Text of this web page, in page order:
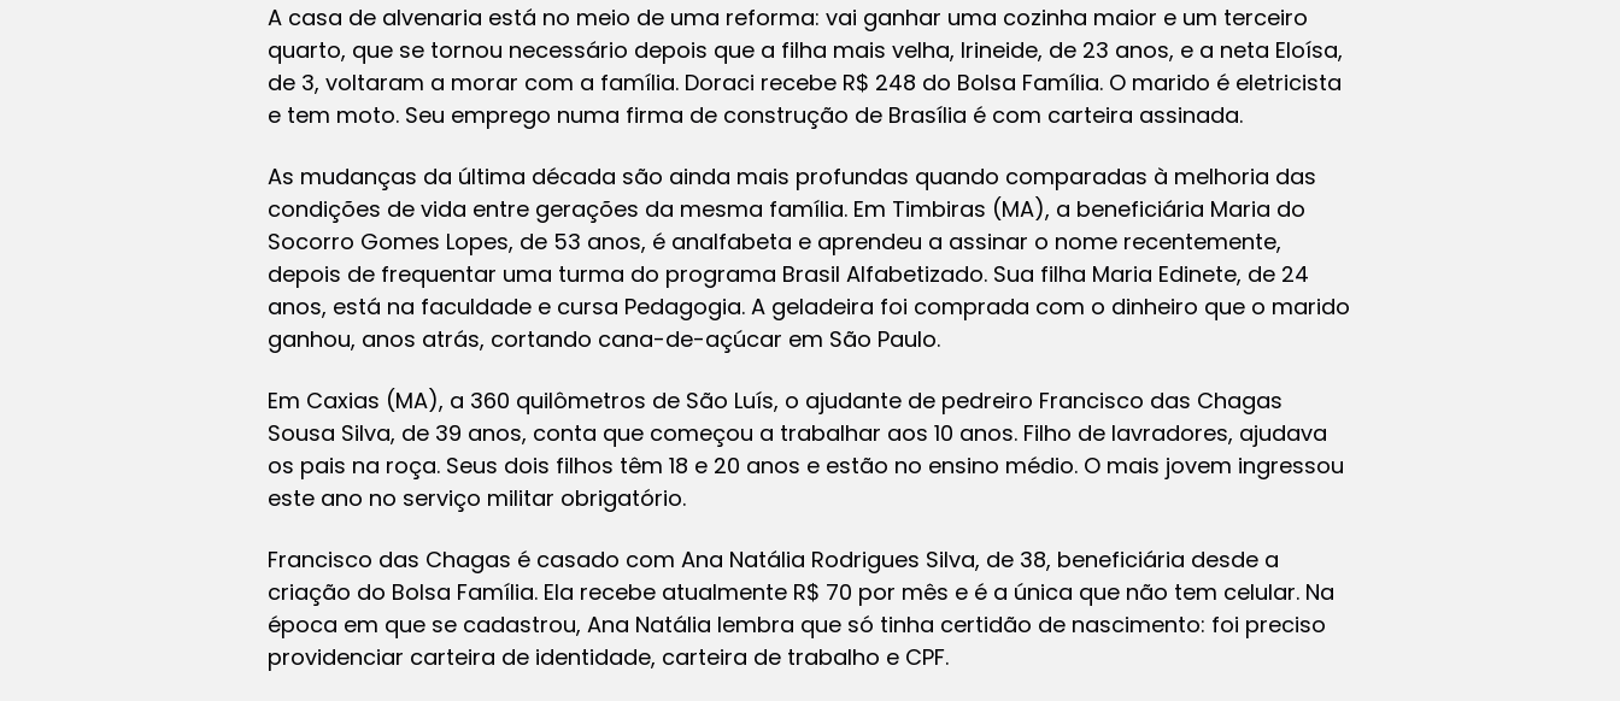
A casa de alvenaria está no meio de uma reforma: vai ganhar uma cozinha maior e um terceiro
quarto, que se tornou necessário depois que a filha mais velha, Irineide, de 23 anos, e a neta Eloísa,
de 3, voltaram a morar com a família. Doraci recebe R$ 248 do Bolsa Família. O marido é eletricista
e tem moto. Seu emprego numa firma de construção de Brasília é com carteira assinada.
As mudanças da última década são ainda mais profundas quando comparadas à melhoria das
condições de vida entre gerações da mesma família. Em Timbiras (MA), a beneficiária Maria do
Socorro Gomes Lopes, de 53 anos, é analfabeta e aprendeu a assinar o nome recentemente,
depois de frequentar uma turma do programa Brasil Alfabetizado. Sua filha Maria Edinete, de 24
anos, está na faculdade e cursa Pedagogia. A geladeira foi comprada com o dinheiro que o marido
ganhou, anos atrás, cortando cana-de-açúcar em São Paulo.
Em Caxias (MA), a 360 quilômetros de São Luís, o ajudante de pedreiro Francisco das Chagas
Sousa Silva, de 39 anos, conta que começou a trabalhar aos 10 anos. Filho de lavradores, ajudava
os pais na roça. Seus dois filhos têm 18 e 20 anos e estão no ensino médio. O mais jovem ingressou
este ano no serviço militar obrigatório.
Francisco das Chagas é casado com Ana Natália Rodrigues Silva, de 38, beneficiária desde a
criação do Bolsa Família. Ela recebe atualmente R$ 70 por mês e é a única que não tem celular. Na
época em que se cadastrou, Ana Natália lembra que só tinha certidão de nascimento: foi preciso
providenciar carteira de identidade, carteira de trabalho e CPF.